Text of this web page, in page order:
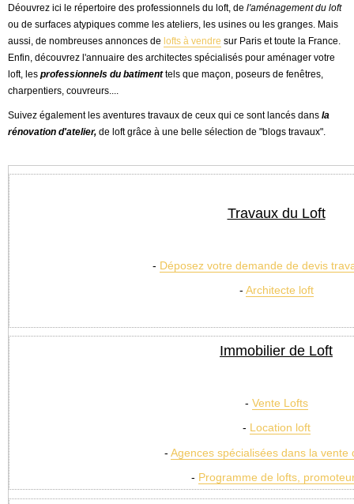
Déouvrez ici le répertoire des professionnels du loft, de l'aménagement du loft
ou de surfaces atypiques comme les ateliers, les usines ou les granges. Mais
aussi, de nombreuses annonces de lofts à vendre sur Paris et toute la France.
Enfin, découvrez l'annuaire des architectes spécialisés pour aménager votre
loft, les professionnels du batimenttels que maçon, poseurs de fenêtres,
charpentiers, couvreurs....
Suivez également les aventures travaux de ceux qui ce sont lancés dans la
rénovation d'atelier, de loftgrâce à une belle sélection de "blogs travaux".
Travaux du Loft
- Déposez votre demande de devis
- Architecte loft
Immobilier de Loft
- Vente Lofts
- Location loft
- Agences spécialisées dans la vente
- Programme de lofts,